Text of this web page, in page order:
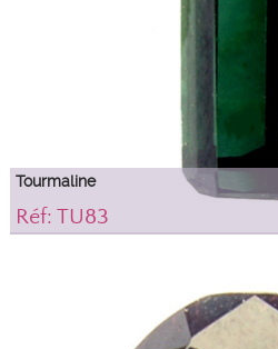
Tourmaline
Réf: TU83